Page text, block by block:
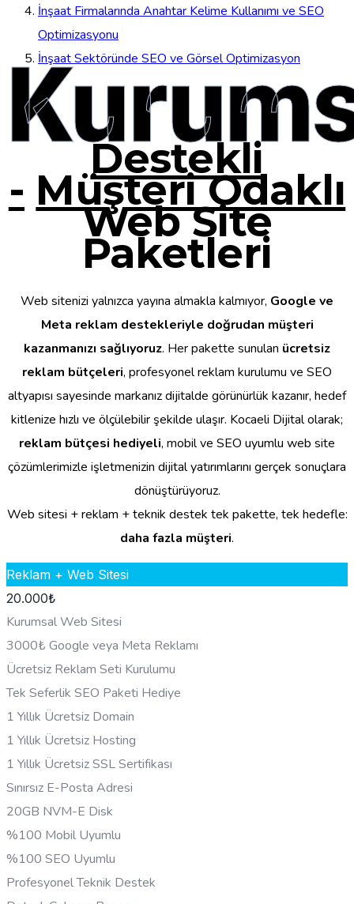
İnşaat Firmalarında Anahtar Kelime Kullanımı ve SEO
Optimizasyonu
İnşaat Sektöründe SEO ve Görsel Optimizasyon
Destekli
- Müşteri Odaklı
Web Site
Paketleri
Web sitenizi yalnızca yayına almakla kalmıyor, Google ve
Meta reklam destekleriyle doğrudan müşteri
kazanmanızı sağlıyoruz. Her pakette sunulan ücretsiz
reklam bütçeleri, profesyonel reklam kurulumu ve SEO
altyapısı sayesinde markanız dijitalde görünürlük kazanır, hedef
kitlenize hızlı ve ölçülebilir şekilde ulaşır. Kocaeli Dijital olarak;
reklam bütçesi hediyeli, mobil ve SEO uyumlu web site
çözümlerimizle işletmenizin dijital yatırımlarını gerçek sonuçlara
dönüştürüyoruz.
Web sitesi + reklam + teknik destek tek pakette, tek hedefle:
daha fazla müşteri.
Reklam + Web Sitesi
20.000₺
Kurumsal Web Sitesi
3000₺ Google veya Meta Reklamı
Ücretsiz Reklam Seti Kurulumu
Tek Seferlik SEO Paketi Hediye
1 Yıllık Ücretsiz Domain
1 Yıllık Ücretsiz Hosting
1 Yıllık Ücretsiz SSL Sertifikası
Sınırsız E-Posta Adresi
20GB NVM-E Disk
%100 Mobil Uyumlu
%100 SEO Uyumlu
Profesyonel Teknik Destek